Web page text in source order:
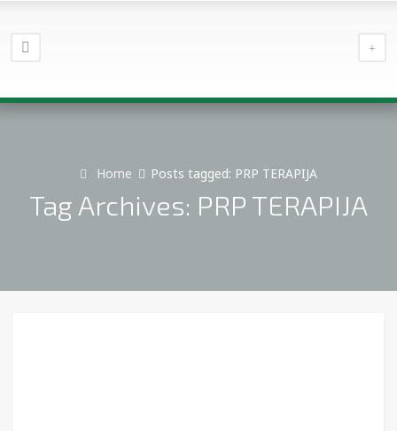
Home Posts tagged: PRP TERAPIJA
Tag Archives: PRP TERAPIJA